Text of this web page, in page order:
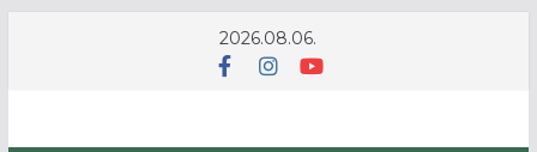
2026.08.06.